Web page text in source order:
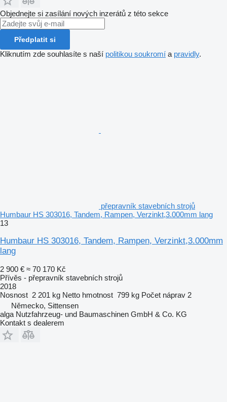
Objednejte si zasílání nových inzerátů z této sekce
Předplatit si
Kliknutím zde souhlasíte s naší politikou soukromí a pravidly.
přepravník stavebních strojů
Humbaur HS 303016, Tandem, Rampen, Verzinkt,3.000mm lang
13
Humbaur HS 303016, Tandem, Rampen, Verzinkt,3.000mm
lang
2 900 € ≈ 70 170 Kč
Přívěs - přepravník stavebních strojů
2018
Nosnost 2 201 kg Netto hmotnost 799 kg Počet náprav 2
Německo, Sittensen
alga Nutzfahrzeug- und Baumaschinen GmbH & Co. KG
Kontakt s dealerem